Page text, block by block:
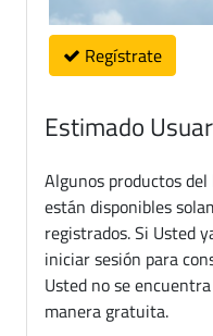
Regístrate
Estimado
Algunos productos del
están disponibles
registrados. Si Usted
iniciar sesión para
Usted no se
manera gratuita.